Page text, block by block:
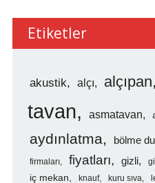
Etiketler
akustik alçı alçıpan
tavan
asmatavan
aydınlatma bölme
firmaları fiyatları gizli
iç mekan knauf kuru sıva